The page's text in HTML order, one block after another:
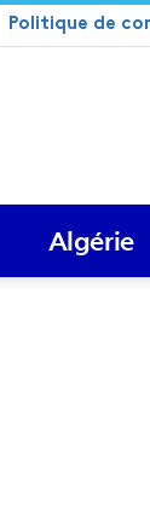
Politique de
Algérie